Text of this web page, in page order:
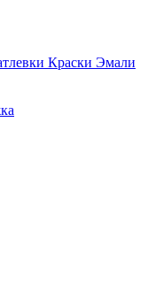
Краски Эмали